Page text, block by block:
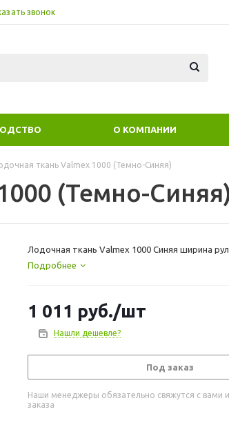
звонок
О КОМПАНИИ
ткань Valmex 1000 (Темно-Синяя)
(Темно-
Лодочная ткань Valmex 1000 Синяя ширина
Подробнее
1 011 руб./шт
Нашли дешевле?
Под заказ
Наши менеджеры обязательно свяжутся с вами
заказа